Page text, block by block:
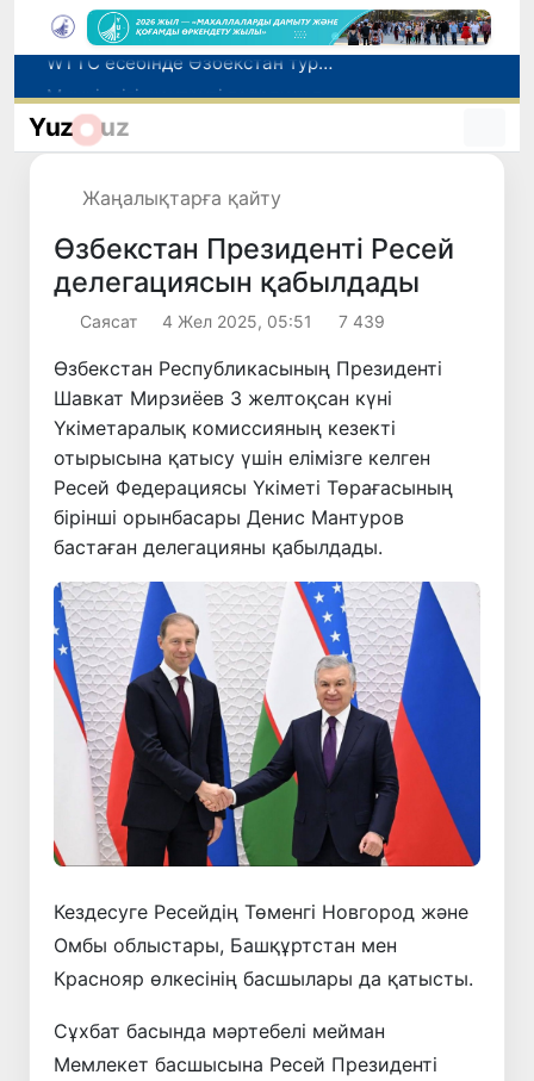
Мүмкіндігі шектеулі талапкерлерге қабылдау емтихандарында қосымша уақыт беріледі
Беларусьтен Өзбекстанға екінші тікелей жүк пойызы жөнелтілді
Yuz uz
Жаңалықтарға қайту
Өзбекстан Президенті Ресей
делегациясын қабылдады
Саясат 4 Жел 2025, 05:51 7 439
Өзбекстан Республикасының Президенті
Шавкат Мирзиёев 3 желтоқсан күні
Үкіметаралық комиссияның кезекті
отырысына қатысу үшін елімізге келген
Ресей Федерациясы Үкіметі Төрағасының
бірінші орынбасары Денис Мантуров
бастаған делегацияны қабылдады.
Кездесуге Ресейдің Төменгі Новгород және
Омбы облыстары, Башқұртстан мен
Краснояр өлкесінің басшылары да қатысты.
Сұхбат басында мәртебелі мейман
Мемлекет басшысына Ресей Президенті